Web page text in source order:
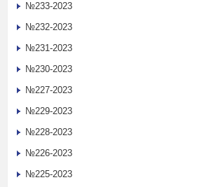
№233-2023
№232-2023
№231-2023
№230-2023
№227-2023
№229-2023
№228-2023
№226-2023
№225-2023